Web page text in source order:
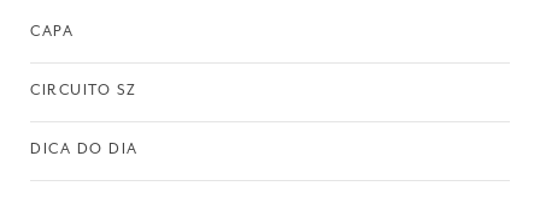
CAPA
CIRCUITO SZ
DICA DO DIA